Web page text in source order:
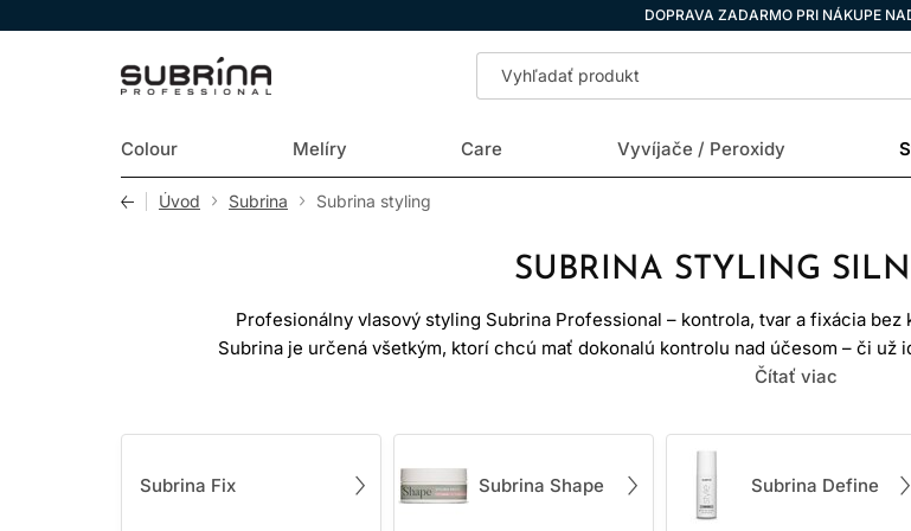
DOPRAVA ZADARMO PRI NÁKUPE
LOMAX
Colour Melíry Care Vyvíjače / Peroxidy
Úvod Subrina Subrina styling
SUBRINA STYLING
Profesionálny vlasový styling Subrina Professional – kontrola, tvar a fixácia
Subrina je určená všetkým, ktorí chcú mať dokonalú kontrolu nad účesom – či už
kaderníckom salóne. Značka Subrina Professional ponúka moderné stylingové
Sortiment vlasového stylingu Subrina je vytvorený pre rôzne typy vlasov a rôzne
husté, nepoddajné alebo kučeravé vlasy. Produkty sú vhodné pre
konzistentné výsledky bez zbytočného
Čítať viac
Subrina Fix Subrina Shape Subrina Define